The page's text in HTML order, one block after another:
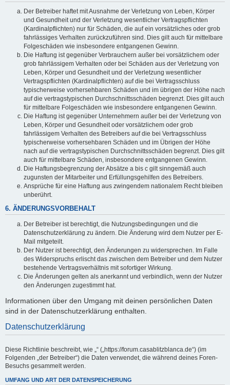
Der Betreiber haftet mit Ausnahme der Verletzung von Leben, Körper
und Gesundheit und der Verletzung wesentlicher Vertragspflichten
(Kardinalpflichten) nur für Schäden, die auf ein vorsätzliches oder grob
fahrlässiges Verhalten zurückzuführen sind. Dies gilt auch für mittelbare
Folgeschäden wie insbesondere entgangenen Gewinn.
Die Haftung ist gegenüber Verbrauchern außer bei vorsätzlichem oder
grob fahrlässigem Verhalten oder bei Schäden aus der Verletzung von
Leben, Körper und Gesundheit und der Verletzung wesentlicher
Vertragspflichten (Kardinalpflichten) auf die bei Vertragsschluss
typischerweise vorhersehbaren Schäden und im übrigen der Höhe nach
auf die vertragstypischen Durchschnittsschäden begrenzt. Dies gilt auch
für mittelbare Folgeschäden wie insbesondere entgangenen Gewinn.
Die Haftung ist gegenüber Unternehmern außer bei der Verletzung von
Leben, Körper und Gesundheit oder vorsätzlichem oder grob
fahrlässigem Verhalten des Betreibers auf die bei Vertragsschluss
typischerweise vorhersehbaren Schäden und im Übrigen der Höhe
nach auf die vertragstypischen Durchschnittsschäden begrenzt. Dies gilt
auch für mittelbare Schäden, insbesondere entgangenen Gewinn.
Die Haftungsbegrenzung der Absätze a bis c gilt sinngemäß auch
zugunsten der Mitarbeiter und Erfüllungsgehilfen des Betreibers.
Ansprüche für eine Haftung aus zwingendem nationalem Recht bleiben
unberührt.
6. ÄNDERUNGSVORBEHALT
Der Betreiber ist berechtigt, die Nutzungsbedingungen und die
Datenschutzerklärung zu ändern. Die Änderung wird dem Nutzer per E-
Mail mitgeteilt.
Der Nutzer ist berechtigt, den Änderungen zu widersprechen. Im Falle
des Widerspruchs erlischt das zwischen dem Betreiber und dem Nutzer
bestehende Vertragsverhältnis mit sofortiger Wirkung.
Die Änderungen gelten als anerkannt und verbindlich, wenn der Nutzer
den Änderungen zugestimmt hat.
Informationen über den Umgang mit deinen persönlichen Daten
sind in der Datenschutzerklärung enthalten.
Datenschutzerklärung
Diese Richtlinie beschreibt, wie „“ („https://forum.casablitzblanca.de“) (im
Folgenden „der Betreiber“) die Daten verwendet, die während deines Foren-
Besuchs gesammelt werden.
UMFANG UND ART DER DATENSPEICHERUNG